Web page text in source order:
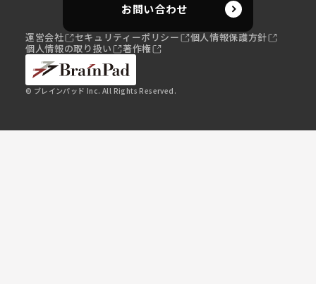
お問い合わせ
運営会社 セキュリティーポリシー
個人情報保護方針
個人情報の取り扱い
著作権
© ブレインパッド Inc. All Rights Reserved.